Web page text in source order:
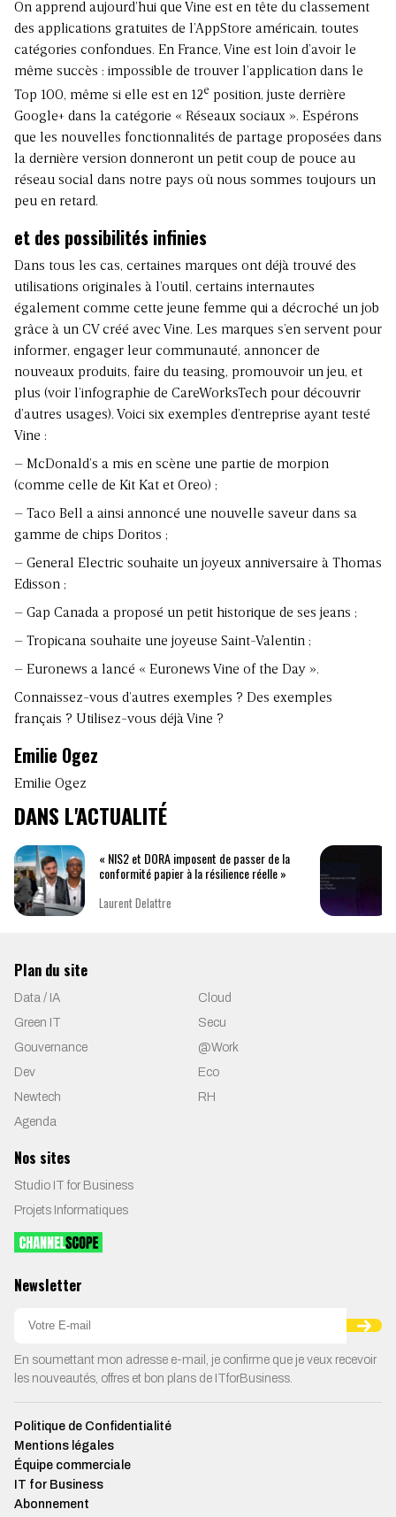
On apprend aujourd’hui que Vine est en tête du classement
des applications gratuites de l’AppStore américain, toutes
catégories confondues. En France, Vine est loin d’avoir le
même succès : impossible de trouver l’application dans le
Top 100, même si elle est en 12e position, juste derrière
Google+ dans la catégorie « Réseaux sociaux ». Espérons
que les nouvelles fonctionnalités de partage proposées dans
la dernière version donneront un petit coup de pouce au
réseau social dans notre pays où nous sommes toujours un
peu en retard.
et des possibilités infinies
Dans tous les cas, certaines marques ont déjà trouvé des
utilisations originales à l’outil, certains internautes
également comme cette jeune femme qui a décroché un job
grâce à un CV créé avec Vine. Les marques s’en servent pour
informer, engager leur communauté, annoncer de
nouveaux produits, faire du teasing, promouvoir un jeu, et
plus (voir l’infographie de CareWorksTech pour découvrir
d’autres usages). Voici six exemples d’entreprise ayant testé
Vine :
– McDonald’s a mis en scène une partie de morpion
(comme celle de Kit Kat et Oreo) ;
– Taco Bell a ainsi annoncé une nouvelle saveur dans sa
gamme de chips Doritos ;
– General Electric souhaite un joyeux anniversaire à Thomas
Edisson ;
– Gap Canada a proposé un petit historique de ses jeans ;
– Tropicana souhaite une joyeuse Saint-Valentin ;
– Euronews a lancé « Euronews Vine of the Day ».
Connaissez-vous d’autres exemples ? Des exemples
français ? Utilisez-vous déjà Vine ?
Emilie Ogez
Emilie Ogez
DANS L'ACTUALITÉ
« NIS2 et DORA imposent de passer de la
conformité papier à la résilience réelle »
Laurent Delattre
Plan du site
Data / IA
Cloud
Green IT
Secu
Gouvernance
@Work
Dev
Eco
Newtech
RH
Agenda
Nos sites
Studio IT for Business
Projets Informatiques
Newsletter
En soumettant mon adresse e-mail, je confirme que je veux recevoir
les nouveautés, offres et bon plans de ITforBusiness.
Politique de Confidentialité
Mentions légales
Équipe commerciale
IT for Business
Abonnement